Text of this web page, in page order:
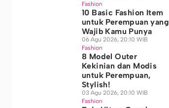
Fashion
10 Basic Fashion Item
untuk Perempuan yang
Wajib Kamu Punya
06 Agu 2026, 20:10 WIB
Fashion
8 Model Outer
Kekinian dan Modis
untuk Perempuan,
Stylish!
03 Agu 2026, 20:10 WIB
Fashion